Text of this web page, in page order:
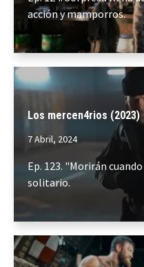
acción y mamporros.
Los mercen4rios (2023)
7 Abril, 2024
Ep. 123. "Morirán
solitario.